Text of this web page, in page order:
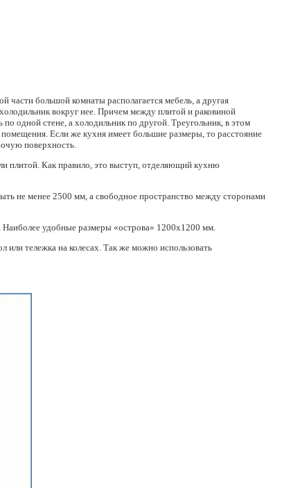
части большой комнаты располагается мебель, а другая
вокруг нее. Причем между плитой и раковиной
одной стене, а холодильник по другой. Треугольник, в этом
Если же кухня имеет большие размеры, то расстояние
поверхность.
плитой. Как правило, это выступ, отделяющий кухню
не менее 2500 мм, а свободное пространство между сторонами
Наиболее удобные размеры «острова» 1200х1200 мм.
тележка на колесах. Так же можно использовать